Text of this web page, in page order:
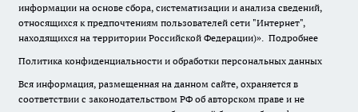
информации на основе сбора, систематизации и анализа сведений,
относящихся к предпочтениям пользователей сети "Интернет",
находящихся на территории Российской Федерации)». Подробнее
Политика конфиденциальности и обработки персональных данных
Вся информация, размещенная на данном сайте, охраняется в
соответствии с законодательством РФ об авторском праве и не